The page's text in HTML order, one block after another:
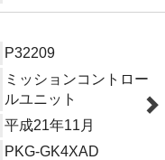
P32209
ミッションコントロー
ルユニット
平成21年11月
PKG-GK4XAD